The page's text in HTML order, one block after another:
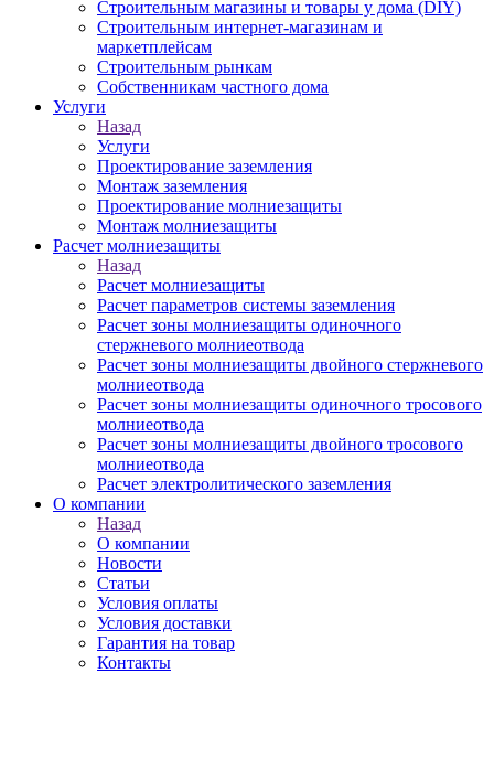
Строительным магазины и товары у дома (DIY)
Строительным интернет-магазинам и
маркетплейсам
Строительным рынкам
Собственникам частного дома
Услуги
Назад
Услуги
Проектирование заземления
Монтаж заземления
Проектирование молниезащиты
Монтаж молниезащиты
Расчет молниезащиты
Назад
Расчет молниезащиты
Расчет параметров системы заземления
Расчет зоны молниезащиты одиночного
стержневого молниеотвода
Расчет зоны молниезащиты двойного стержневого
молниеотвода
Расчет зоны молниезащиты одиночного тросового
молниеотвода
Расчет зоны молниезащиты двойного тросового
молниеотвода
Расчет электролитического заземления
О компании
Назад
О компании
Новости
Статьи
Условия оплаты
Условия доставки
Гарантия на товар
Контакты